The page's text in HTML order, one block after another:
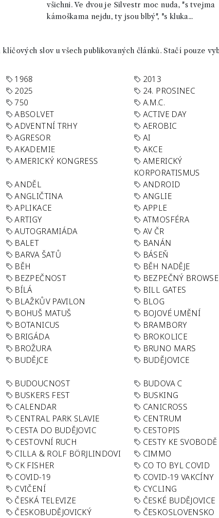
všichni. Ve dvou je Silvestr moc nuda, "s tvejma
kámoškama nejdu, ty jsou blbý", "s kluka...
slov u všech publikovaných článků. Stačí pouze
1968 2013
2025 24. PROSINEC
750 A.M.C.
ABSOLVET ACTIVE DAY
ADVENTNÍ TRHY AEROBIC
AGRESOR AI
AKADEMIE AKCE
AMERICKÝ KONGRESS
AMERICKÝ
KORPORATISMUS
ANDĚL ANDROID
ANGLIČTINA ANGLIE
APLIKACE APPLE
ARTIGY ATMOSFÉRA
AUTOGRAMIÁDA AV ČR
BALET BANÁN
BARVA ŠATŮ BÁSEŇ
BĚH BĚH NADĚJE
BEZPEČNOST BEZPEČNÝ
BÍLÁ BILL GATES
BLAŽKŮV PAVILON BLOG
BOHUŠ MATUŠ BOJOVÉ UMĚNÍ
BOTANICUS BRAMBORY
BRIGÁDA BROKOLICE
BROŽURA BRUNO MARS
BUDĚJCE BUDĚJOVICE
BUDOUCNOST BUDOVA C
BUSKERS FEST BUSKING
CALENDAR CANICROSS
CENTRAL PARK SLAVIE CENTRUM
CESTA DO BUDĚJOVIC CESTOPIS
CESTOVNÍ RUCH CESTY KE SVOBODĚ
CILLA & ROLF BÖRJLINDOVI CIMMO
CK FISHER CO TO BYL COVID
COVID-19 COVID-19 VAKCÍNY
CVIČENÍ CYCLING
ČESKÁ TELEVIZE ČESKÉ BUDĚJOVICE
ČESKOBUDĚJOVICKÝ ČESKOSLOVENSKO